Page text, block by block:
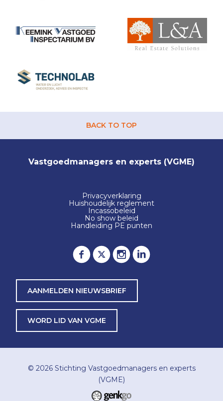
BACK TO TOP
Vastgoedmanagers en experts (VGME)
Privacyverklaring
Huishoudelijk reglement
Incassobeleid
No show beleid
Handleiding PE punten
AANMELDEN NIEUWSBRIEF
WORD LID VAN VGME
© 2026 Stichting Vastgoedmanagers en experts
(VGME)